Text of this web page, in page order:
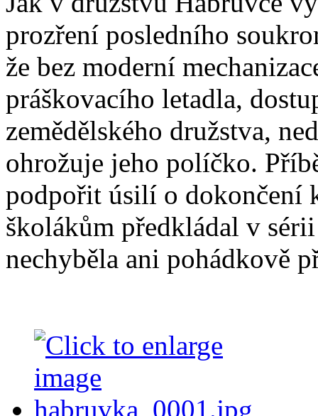
prozření posledního
že bez moderní
práškovacího letadla,
zemědělského družstva,
ohrožuje jeho políčko.
podpořit úsilí o dokončení
školákům předkládal v
nechyběla ani pohádkově